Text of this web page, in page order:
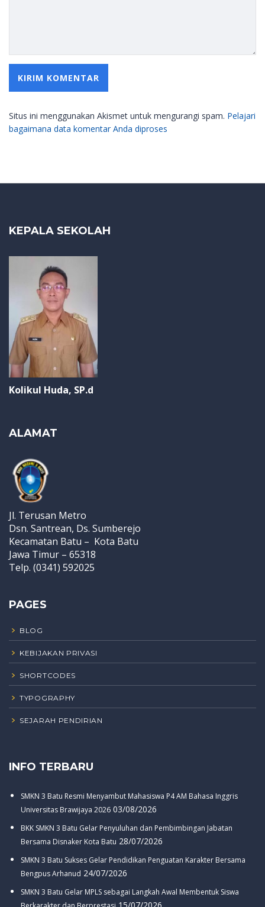
Situs ini menggunakan Akismet untuk mengurangi spam. Pelajari
bagaimana data komentar Anda diproses
KEPALA SEKOLAH
Kolikul Huda, SP.d
ALAMAT
Jl. Terusan Metro
Dsn. Santrean, Ds. Sumberejo
Kecamatan Batu – Kota Batu
Jawa Timur – 65318
Telp. (0341) 592025
PAGES
BLOG
KEBIJAKAN PRIVASI
SHORTCODES
TYPOGRAPHY
SEJARAH PENDIRIAN
INFO TERBARU
SMKN 3 Batu Resmi Menyambut Mahasiswa P4 AM Bahasa Inggris
Universitas Brawijaya 2026 03/08/2026
BKK SMKN 3 Batu Gelar Penyuluhan dan Pembimbingan Jabatan
Bersama Disnaker Kota Batu 28/07/2026
SMKN 3 Batu Sukses Gelar Pendidikan Penguatan Karakter Bersama
Bengpus Arhanud 24/07/2026
SMKN 3 Batu Gelar MPLS sebagai Langkah Awal Membentuk Siswa